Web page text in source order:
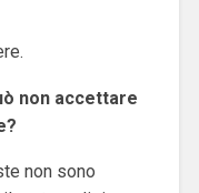
non accettare
non sono